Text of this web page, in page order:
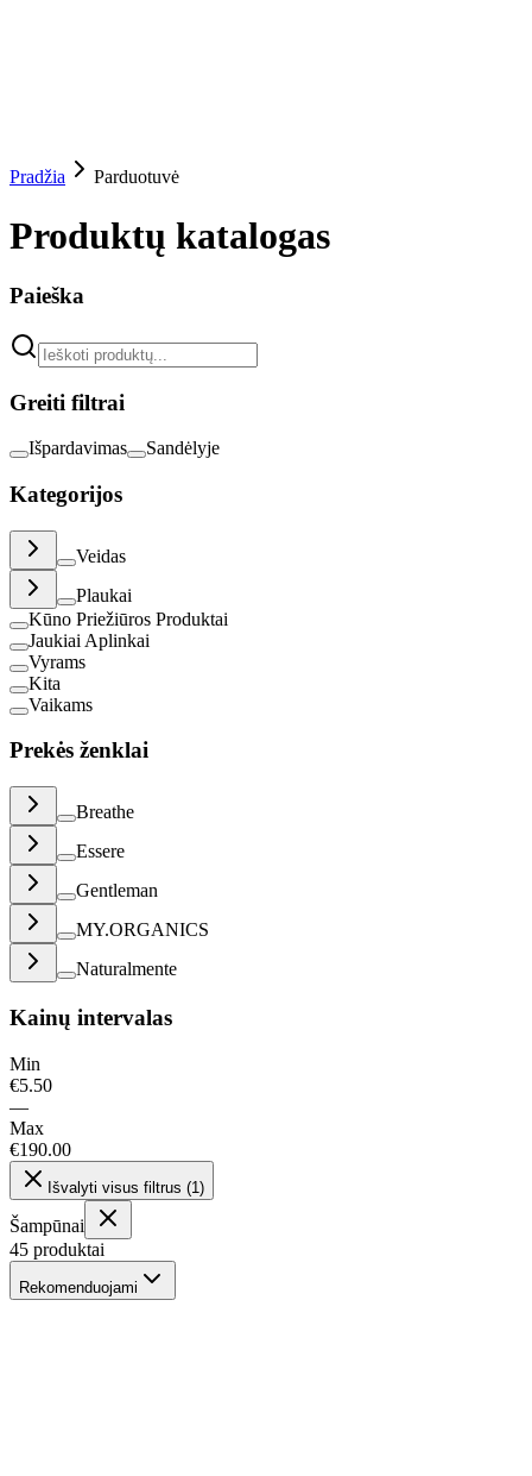
Pradžia Parduotuvė
Produktų katalogas
Paieška
Greiti filtrai
Išpardavimas Sandėlyje
Kategorijos
Veidas
Plaukai
Kūno Priežiūros Produktai
Jaukiai Aplinkai
Vyrams
Kita
Vaikams
Prekės ženklai
Breathe
Essere
Gentleman
MY.ORGANICS
Naturalmente
Kainų intervalas
Min
€5.50
—
Max
€190.00
Išvalyti visus filtrus (1)
Šampūnai
45 produktai
Rekomenduojami